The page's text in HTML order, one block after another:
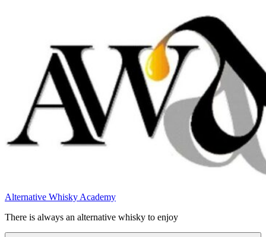
Alternative Whisky Academy
There is always an alternative whisky to enjoy